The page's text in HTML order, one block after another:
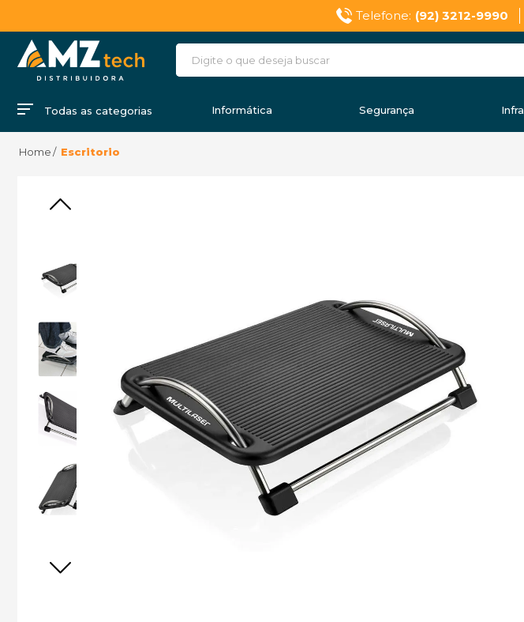
Telefone: (92) 3212-9990
Todas as categorias Informática Segurança
Escritorio